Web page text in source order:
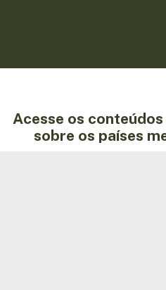
Acesse os
sobre os países